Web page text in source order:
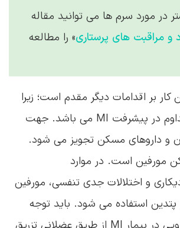
کار بر اقدامات دیگر مقدم است؛ زیرا
ادامه درد نشانه تداوم در پیشرفت MI می باشد. جهت
و داروهای مسکن تجویز می شود.
مورفین است. در موارد
و اختلالات جدی تنفسی، مورفین
پتدین استفاده می شود. باید توجه
داشت که هیچ دارویی در بیمار MI از طریق عضلانی تزریق
بالا رفتن کاذب آنزیم های قلبی می
شود. در ضمن از سرم TNG داخل وریدی جهت تسکین
درد در مرحله حاد MI استفاده می شود. این محلول تا